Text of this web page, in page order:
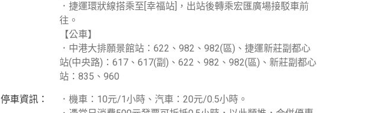
．捷運環狀線搭乘至[幸福站]，出站後轉乘宏匯廣場接駁車前
往。
【公車】
．中港大排願景館站：622、982、982(區)、捷運新莊副都心
站(中央路)：617、617(副)、622、982、982(區)、新莊副都心
站：835、960
停車資訊：
．機車：10元/1小時、汽車：20元/0.5小時。